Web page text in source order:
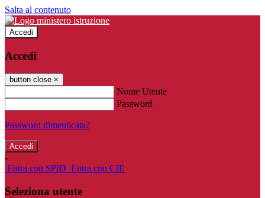
Salta al contenuto
Accedi
Accedi
button close ×
Nome Utente
Password
Password dimenticata?
-
Entra con SPID Entra con CIE
Seleziona utente